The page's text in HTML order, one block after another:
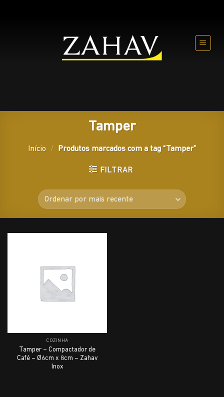
Tamper
Início / Produtos marcados com a tag “Tamper”
FILTRAR
COZINHA
Tamper – Compactador de
Café – Ø6cm x 8cm – Zahav
Inox